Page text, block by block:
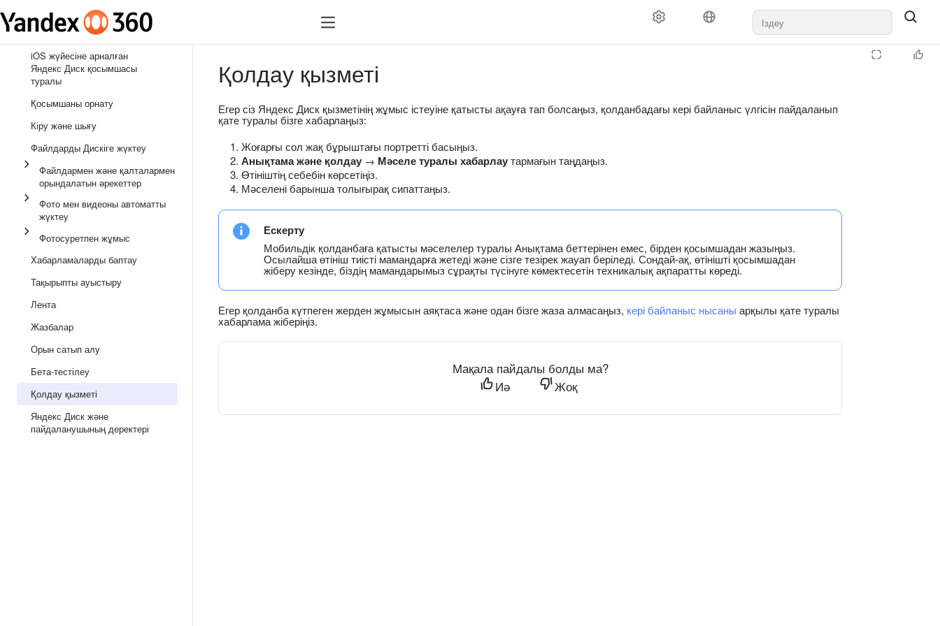
iOS жүйесіне арналған
Яндекс Диск қосымшасы
туралы
Қосымшаны орнату
Кіру және шығу
Файлдарды Дискіге жүктеу
Файлдармен және қалталармен
орындалатын әрекеттер
Фото мен видеоны автоматты
жүктеу
Фотосуретпен жұмыс
Хабарламаларды баптау
Тақырыпты ауыстыру
Лента
Жазбалар
Орын сатып алу
Бета-тестілеу
Қолдау қызметі
Яндекс Диск және
пайдаланушының деректері
Қолдау қызметі
Егер сіз Яндекс Диск қызметінің жұмыс істеуіне қатысты ақауға тап болсаңыз, қолданбадағы кері байланыс үлгісін пайдаланып
қате туралы бізге хабарлаңыз:
Жоғарғы сол жақ бұрыштағы портретті басыңыз.
Анықтама және қолдау → Мәселе туралы хабарлаутармағын таңдаңыз.
Өтініштің себебін көрсетіңіз.
Мәселені барынша толығырақ сипаттаңыз.
Ескерту
Мобильдік қолданбаға қатысты мәселелер туралы Анықтама беттерінен емес, бірден қосымшадан жазыңыз.
Осылайша өтініш тиісті мамандарға жетеді және сізге тезірек жауап беріледі. Сондай-ақ, өтінішті қосымшадан
жіберу кезінде, біздің мамандарымыз сұрақты түсінуге көмектесетін техникалық ақпаратты көреді.
Егер қолданба күтпеген жерден жұмысын аяқтаса және одан бізге жаза алмасаңыз, кері байланыс нысаны арқылы қате туралы
хабарлама жіберіңіз.
Мақала пайдалы болды ма?
Иә
Жоқ